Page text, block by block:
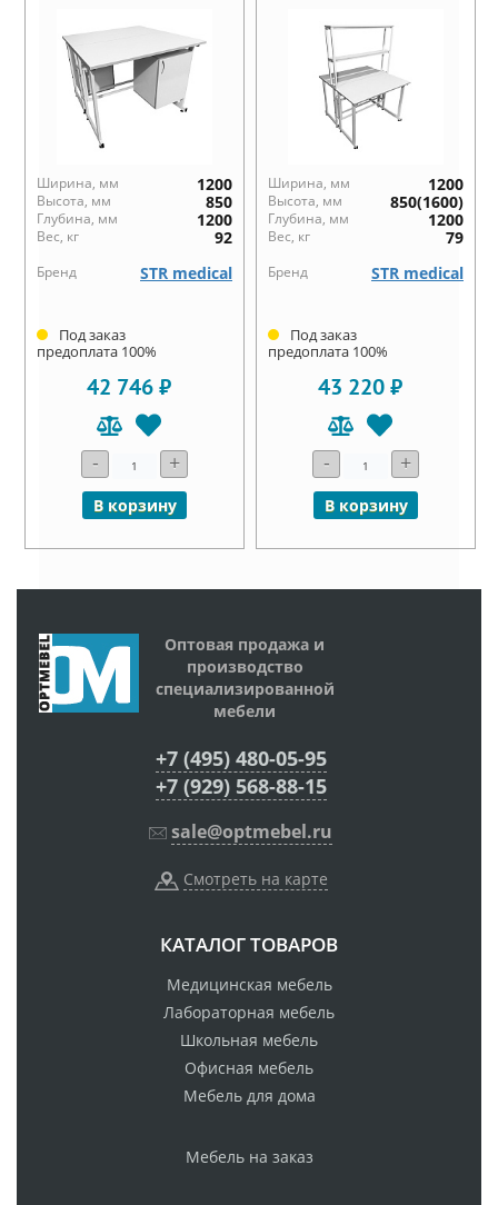
Ширина, мм 1200
Высота, мм 850
Глубина, мм 1200
Вес, кг 92
Бренд STR medical
Под заказ
предоплата 100%
42 746 ₽
- +
В корзину
Ширина, мм 1200
Высота, мм 850(1600)
Глубина, мм 1200
Вес, кг 79
Бренд STR medical
Под заказ
предоплата 100%
43 220 ₽
- +
В корзину
Оптовая продажа и
производство
специализированной
мебели
+7 (495) 480-05-95
+7 (929) 568-88-15
sale@optmebel.ru
Смотреть на карте
КАТАЛОГ ТОВАРОВ
Медицинская мебель
Лабораторная мебель
Школьная мебель
Офисная мебель
Мебель для дома
Мебель на заказ